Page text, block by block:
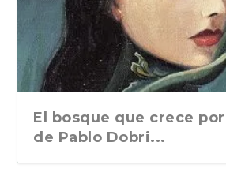
El bosque que crece
de Pablo Dobri...